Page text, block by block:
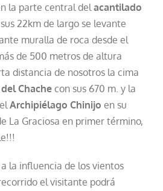
la parte central del acantilado
22km de largo se levante
muralla de roca desde el
de 500 metros de altura
distancia de nosotros la cima
Chachecon sus 670 m. y la
Archipiélago Chinijo en su
La Graciosa en primer término,
la influencia de los vientos
el visitante podrá